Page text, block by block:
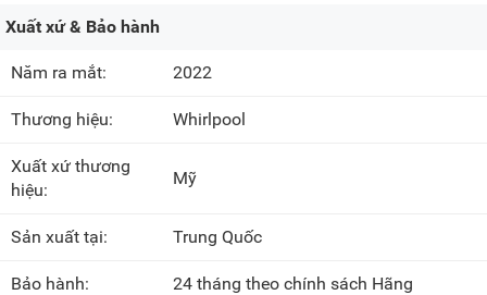
Xuất xứ & Bảo hành
Năm ra mắt: 2022
Thương hiệu: Whirlpool
Xuất xứ thương
hiệu:
Mỹ
Sản xuất tại: Trung Quốc
Bảo hành: 24 tháng theo chính sách Hãng